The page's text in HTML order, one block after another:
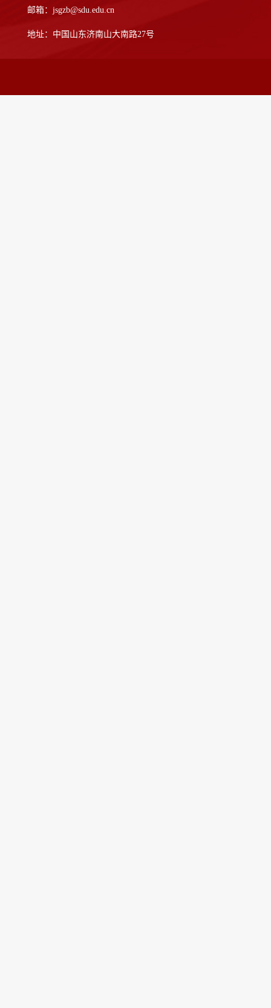
邮箱：jsgzb@sdu.edu.cn
地址：中国山东济南山大南路27号